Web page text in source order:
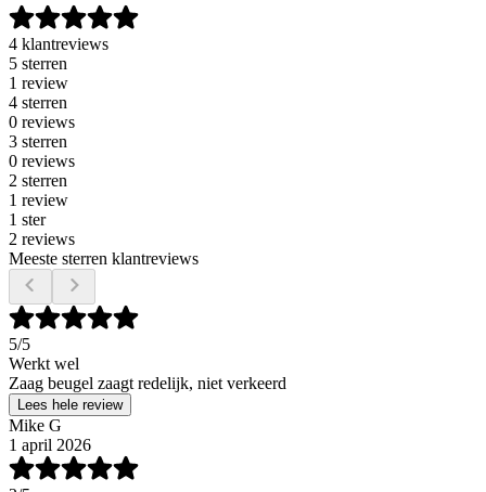
4 klantreviews
5 sterren
1 review
4 sterren
0 reviews
3 sterren
0 reviews
2 sterren
1 review
1 ster
2 reviews
Meeste sterren klantreviews
5/5
Werkt wel
Zaag beugel zaagt redelijk, niet verkeerd
Lees hele review
Mike G
1 april 2026